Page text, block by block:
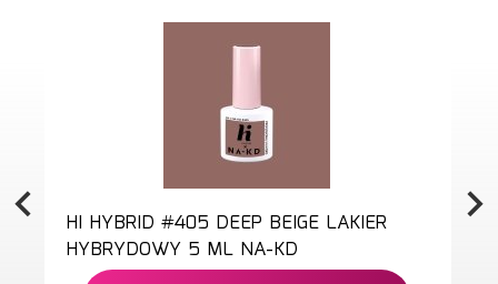
HI HYBRID #405 DEEP BEIGE LAKIER
HYBRYDOWY 5 ML NA-KD